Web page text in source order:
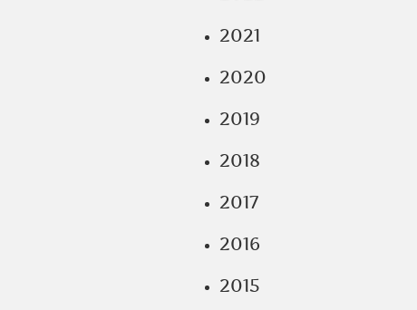
2021
2020
2019
2018
2017
2016
2015